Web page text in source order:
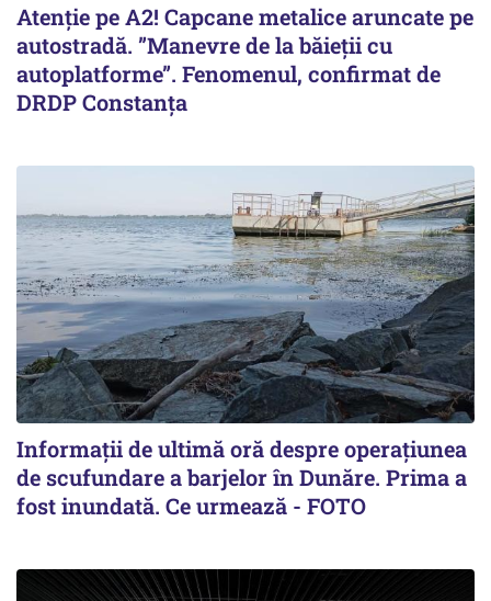
Atenție pe A2! Capcane metalice aruncate pe
autostradă. ”Manevre de la băieții cu
autoplatforme”. Fenomenul, confirmat de
DRDP Constanța
Informații de ultimă oră despre operațiunea
de scufundare a barjelor în Dunăre. Prima a
fost inundată. Ce urmează - FOTO